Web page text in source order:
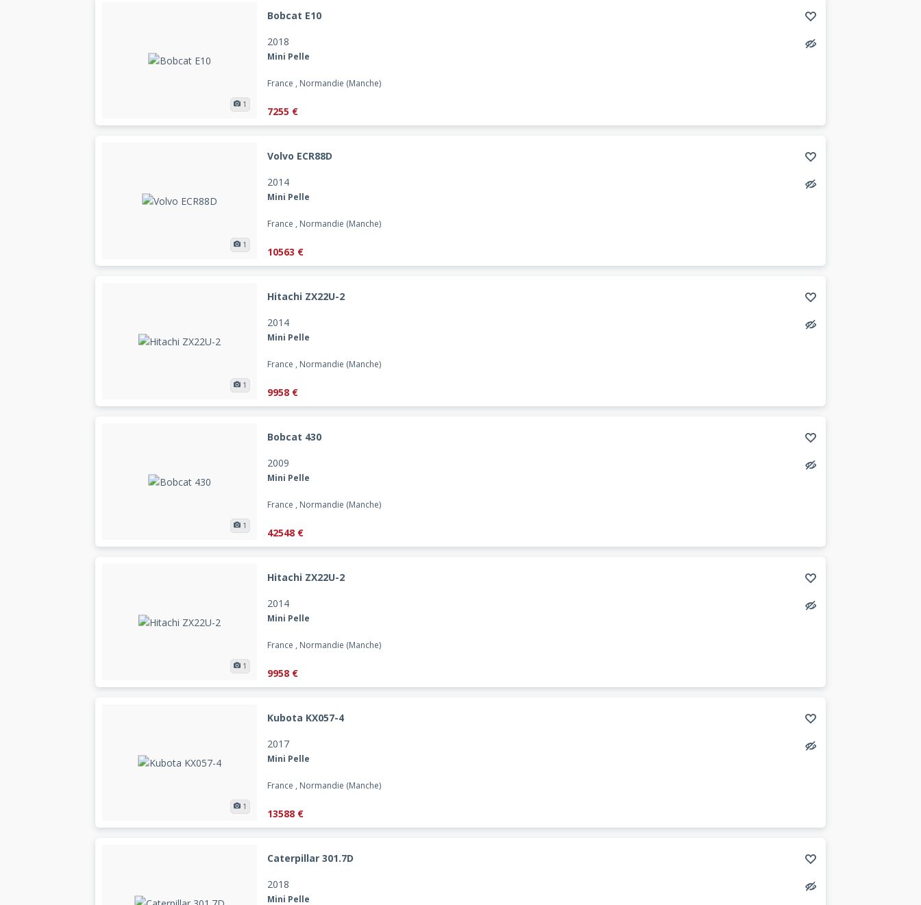
Bobcat E10
1
2018
Mini Pelle
France , Normandie (Manche)
7255 €
Volvo ECR88D
1
2014
Mini Pelle
France , Normandie (Manche)
10563 €
Hitachi ZX22U-2
1
2014
Mini Pelle
France , Normandie (Manche)
9958 €
Bobcat 430
1
2009
Mini Pelle
France , Normandie (Manche)
42548 €
Hitachi ZX22U-2
1
2014
Mini Pelle
France , Normandie (Manche)
9958 €
Kubota KX057-4
1
2017
Mini Pelle
France , Normandie (Manche)
13588 €
Caterpillar 301.7D
2018
Mini Pelle